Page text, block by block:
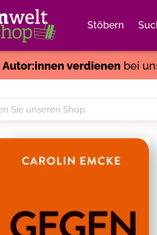
Stöbern
Autor:innen verdienenbei